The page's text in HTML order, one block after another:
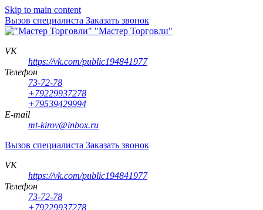
Skip to main content
Вызов специалиста Заказать звонок
"Мастер Торговли"
VK
https://vk.com/public194841977
Телефон
73-72-78
+79229937278
+79539429994
E-mail
mt-kirov@inbox.ru
Вызов специалиста Заказать звонок
VK
https://vk.com/public194841977
Телефон
73-72-78
+79229937278